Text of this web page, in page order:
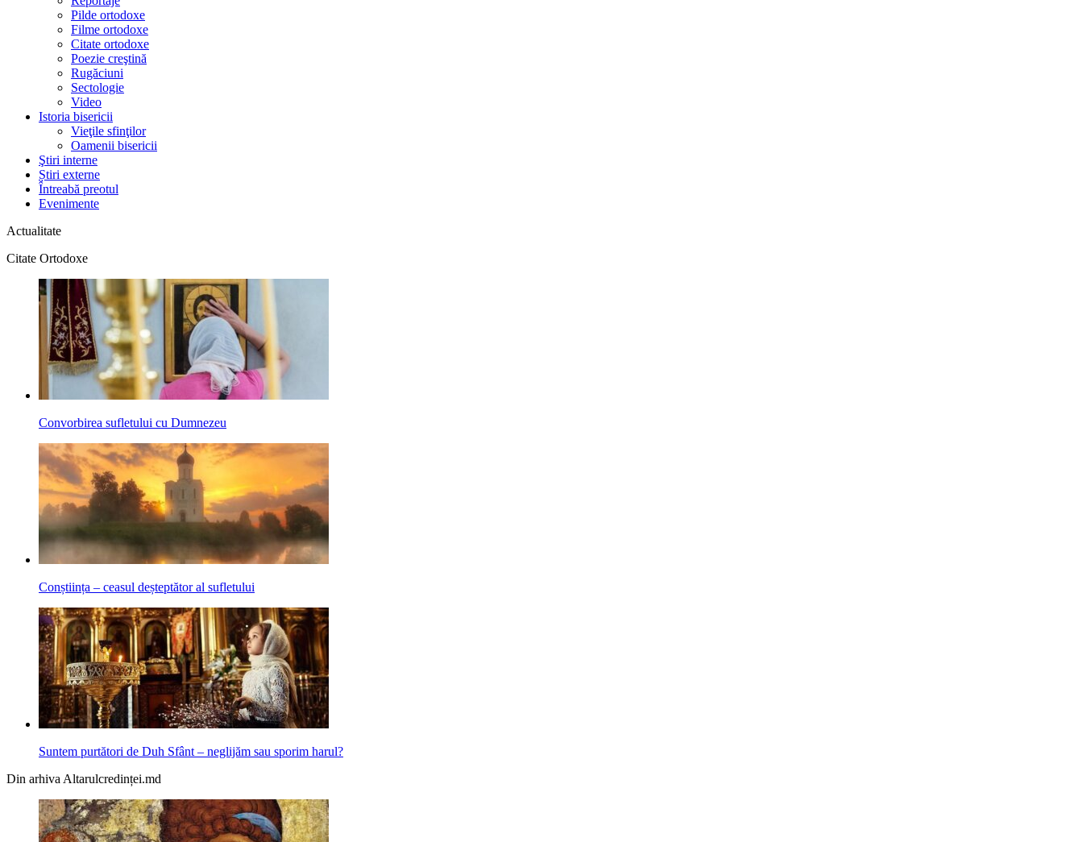
Pilde ortodoxe
Filme ortodoxe
Citate ortodoxe
Poezie creştină
Rugăciuni
Sectologie
Video
Istoria bisericii
Vieţile sfinţilor
Oamenii bisericii
Ştiri interne
Știri externe
Întreabă preotul
Evenimente
Actualitate
Citate Ortodoxe
Convorbirea sufletului cu Dumnezeu
Conștiința – ceasul deșteptător al sufletului
Suntem purtători de Duh Sfânt – neglijăm sau sporim harul?
Din arhiva Altarulcredinței.md